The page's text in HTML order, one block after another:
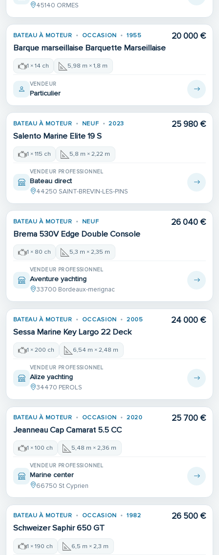
45140 ORMES
BATEAU À MOTEUR OCCASION 1955
Barque marseillaise Barquette Marseillaise
20 000 €
1 × 14 ch 5,98 m × 1,8 m
VENDEUR
Particulier
BATEAU À MOTEUR NEUF 2023
Salento Marine Elite 19 S
25 980 €
1 × 115 ch 5,8 m × 2,22 m
VENDEUR PROFESSIONNEL
Bateau direct
44250 SAINT-BREVIN-LES-PINS
BATEAU À MOTEUR NEUF
Brema 530V Edge Double Console
26 040 €
1 × 80 ch 5,3 m × 2,35 m
VENDEUR PROFESSIONNEL
Aventure yachting
33700 Bordeaux-merignac
BATEAU À MOTEUR OCCASION 2005
Sessa Marine Key Largo 22 Deck
24 000 €
1 × 200 ch 6,54 m × 2,48 m
VENDEUR PROFESSIONNEL
Alize yachting
34470 PEROLS
BATEAU À MOTEUR OCCASION 2020
Jeanneau Cap Camarat 5.5 CC
25 700 €
1 × 100 ch 5,48 m × 2,36 m
VENDEUR PROFESSIONNEL
Marine center
66750 St Cyprien
BATEAU À MOTEUR OCCASION 1982
Schweizer Saphir 650 GT
26 500 €
1 × 190 ch 6,5 m × 2,3 m